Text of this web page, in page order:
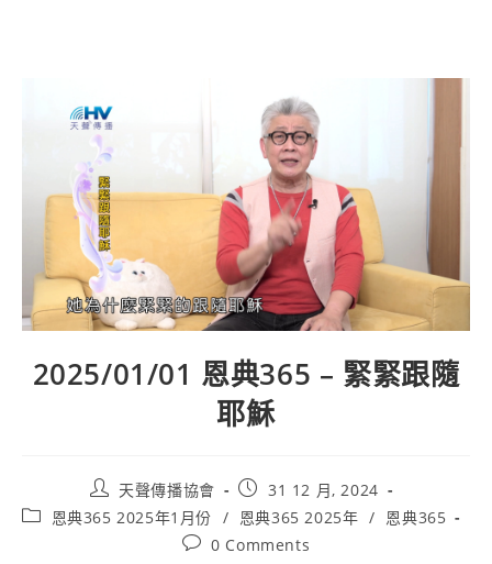
2025/01/01 恩典365 – 緊緊跟隨
耶穌
天聲傳播協會
31 12 月, 2024
恩典365 2025年1月份 / 恩典365 2025年 /
恩典365
0 Comments